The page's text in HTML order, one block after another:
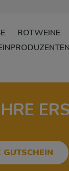
ROTWEINE